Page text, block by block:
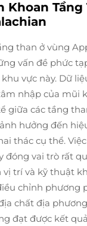
Khoan Tầng
than ở vùng
vấn đề phức
vực này. Dữ
nhập của mũi
giữa các tầng
hưởng đến
thác cụ thể.
đóng vai trò rất
vị trí và kỹ thuật
chỉnh phương
chất địa
đạt được kết